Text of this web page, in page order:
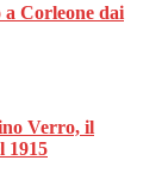
Corleone dai
Verro, il
1915